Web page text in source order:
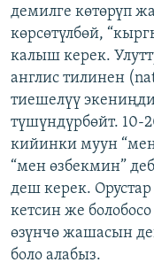
демилге көтөрүп
көрсөтүлбөй,
калыш керек.
англис тилинен
тиешелүү
түшүндүрбөйт. 10-
кийинки муун
“мен өзбекмин”
деш керек. Орустар
кетсин же
өзүнчө жашасын
боло алабыз.